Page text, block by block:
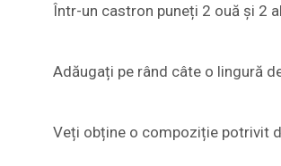
Într-un castron puneți 2 ouă și 2
Adăugați pe rând câte o lingură
Veți obține o compoziție potrivit